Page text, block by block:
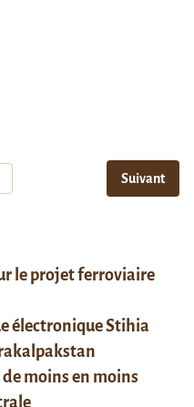
Suivant
le projet ferroviaire
électronique Stihia
moins en moins